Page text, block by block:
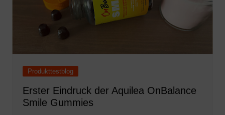
Produkttestblog
Erster Eindruck der Aquilea OnBalance
Smile Gummies